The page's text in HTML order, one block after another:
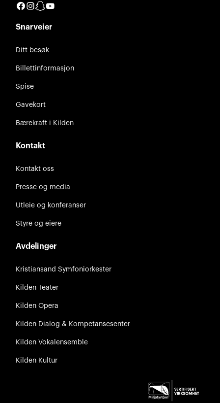
Facebook
Instagram
Snapchat
Snarveier
Ditt besøk
Billettinformasjon
Spise
Gavekort
Bærekraft i Kilden
Kontakt
Kontakt oss
Presse og media
Utleie og konferanser
Styre og eiere
Avdelinger
Kristiansand Symfoniorkester
Kilden Teater
Kilden Opera
Kilden Dialog & Kompetansesenter
Kilden Vokalensemble
Kilden Kultur